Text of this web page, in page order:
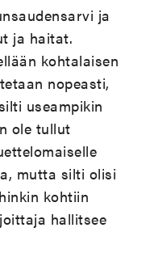
ja
ja haitat.
kohtalaisen
nopeasti,
useampikin
ole tullut
mutta silti olisi
kohtiin
hallitsee